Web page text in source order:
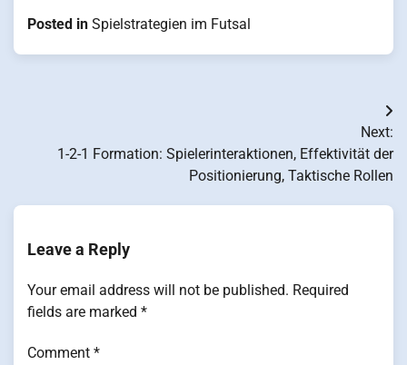
Posted in Spielstrategien im Futsal
navigation
Next:
1-2-1 Formation: Spielerinteraktionen, Effektivität der
Positionierung, Taktische Rollen
Leave a Reply
Your email address will not be published. Required
fields are marked *
Comment *